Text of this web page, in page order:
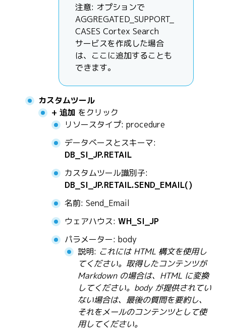
注意: オプションで
AGGREGATED_SUPPORT_
CASES Cortex Search
サービスを作成した場合
は、ここに追加することも
できます。
カスタムツール
+ 追加 をクリック
リソースタイプ: procedure
データベースとスキーマ:
DB_SI_JP.RETAIL
カスタムツール識別子:
DB_SI_JP.RETAIL.SEND_EMAIL()
名前: Send_Email
ウェアハウス: WH_SI_JP
パラメーター: body
説明: これには HTML 構文を使用し
てください。取得したコンテンツが
Markdown の場合は、HTML に変換
してください。body が提供されてい
ない場合は、最後の質問を要約し、
それをメールのコンテンツとして使
用してください。